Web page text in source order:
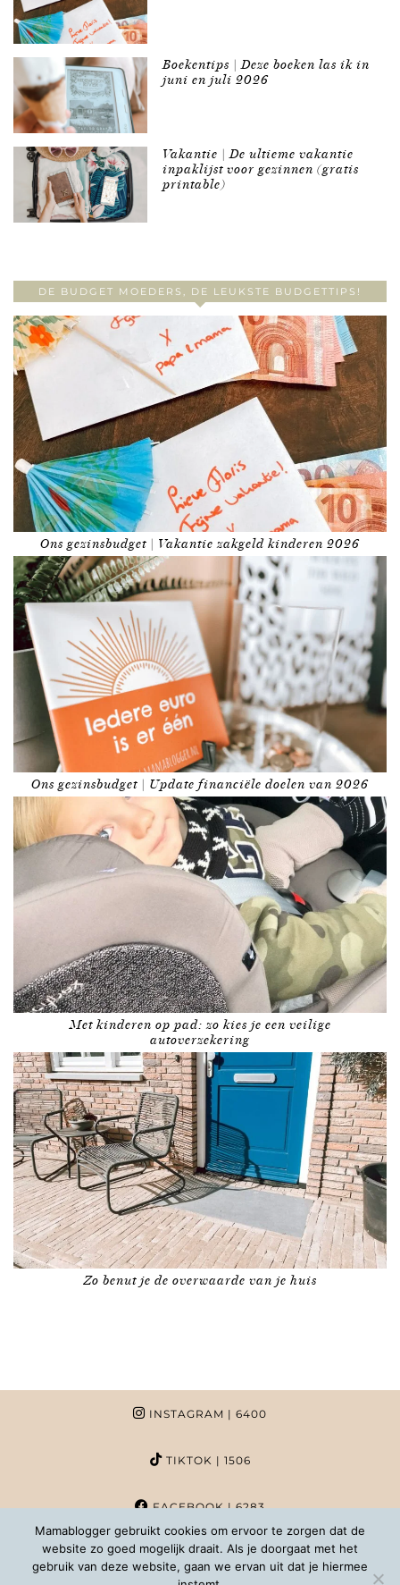
Boekentips | Deze boeken las ik in
juni en juli 2026
Vakantie | De ultieme vakantie
inpaklijst voor gezinnen (gratis
printable)
DE BUDGET MOEDERS, DE LEUKSTE BUDGETTIPS!
Ons gezinsbudget | Vakantie zakgeld kinderen 2026
Ons gezinsbudget | Update financiële doelen van 2026
Met kinderen op pad: zo kies je een veilige
autoverzekering
Zo benut je de overwaarde van je huis
INSTAGRAM | 6400
TIKTOK | 1506
FACEBOOK| 6283
PINTEREST | 1020
Mamablogger gebruikt cookies om ervoor te zorgen dat de
website zo goed mogelijk draait. Als je doorgaat met het
gebruik van deze website, gaan we ervan uit dat je hiermee